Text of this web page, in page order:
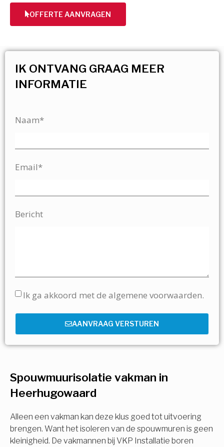
OFFERTE AANVRAGEN
Spouwmuurisolatie vakman in
Heerhugowaard
Alleen een vakman kan deze klus goed tot uitvoering
brengen. Want het isoleren van de spouwmuren is geen
kleinigheid. De vakmannen bij VKP Installatie boren
IK ONTVANG GRAAG MEER
INFORMATIE
Naam*
Email*
Bericht
Ik ga akkoord met de algemene voorwaarden.
AANVRAAG VERSTUREN